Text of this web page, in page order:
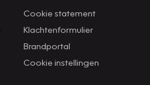
Cookie statement
Klachtenformulier
Brandportal
Cookie instellingen